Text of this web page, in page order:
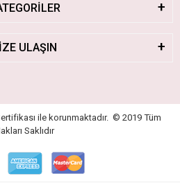
ULAŞIN
ile korunmaktadır. © 2019 Tüm
Saklıdır